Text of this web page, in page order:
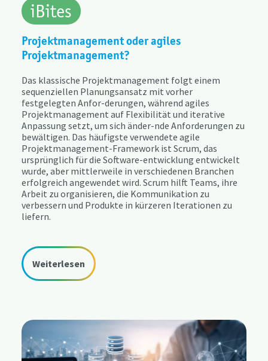
iBites
Projektmanagement oder agiles
Projektmanagement?
Das klassische Projektmanagement folgt einem
sequenziellen Planungsansatz mit vorher
festgelegten Anfor-derungen, während agiles
Projektmanagement auf Flexibilität und iterative
Anpassung setzt, um sich änder-nde Anforderungen zu
bewältigen. Das häufigste verwendete agile
Projektmanagement-Framework ist Scrum, das
ursprünglich für die Software-entwicklung entwickelt
wurde, aber mittlerweile in verschiedenen Branchen
erfolgreich angewendet wird. Scrum hilft Teams, ihre
Arbeit zu organisieren, die Kommunikation zu
verbessern und Produkte in kürzeren Iterationen zu
liefern.
Weiterlesen